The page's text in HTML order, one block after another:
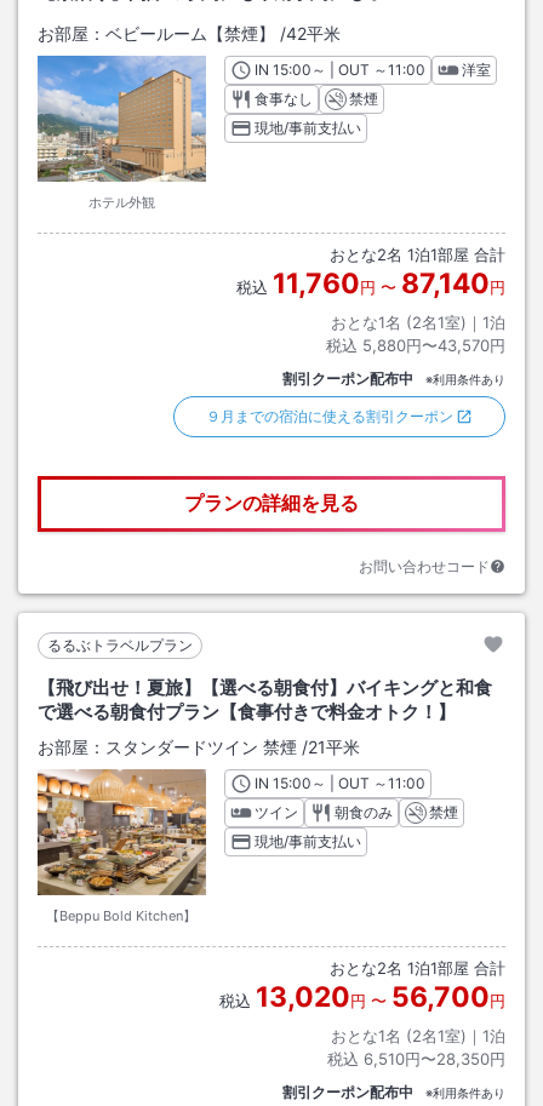
お部屋： ベビールーム【禁煙】 /42平米
ホテル外観
INチェックイン
15:00 ～ | OUT チェックアウト
～11:00
洋室
食事なし
禁煙
現地/事前支払い
おとな2名 1泊1部屋 合計
税込 11,760円 〜 87,140円
おとな1名 (2名1室)｜ 1泊
税込 5,880円〜43,570円
割引クーポン配布中 ※利用条件あり
９月までの宿泊に使える割引クーポン
プランの詳細を見る
お問い合わせコード
るるぶトラベルプラン
【飛び出せ！夏旅】【選べる朝食付】バイキングと和食
で選べる朝食付プラン【食事付きで料金オトク！】
お部屋： スタンダードツイン 禁煙 /21平米
【Beppu Bold Kitchen】
INチェックイン
15:00 ～ | OUT チェックアウト
～11:00
ツイン
朝食のみ
禁煙
現地/事前支払い
おとな2名 1泊1部屋 合計
税込 13,020円 〜 56,700円
おとな1名 (2名1室)｜ 1泊
税込 6,510円〜28,350円
割引クーポン配布中 ※利用条件あり